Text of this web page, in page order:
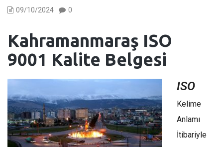
09/10/2024 0
Kahramanmaraş ISO
9001 Kalite Belgesi
ISO
Kelime
Anlamı
İtibariyle